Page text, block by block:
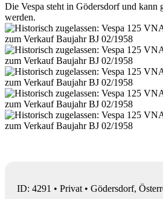
Die Vespa steht in Gödersdorf und kann
werden.
ID: 4291 • Privat • Gödersdorf,